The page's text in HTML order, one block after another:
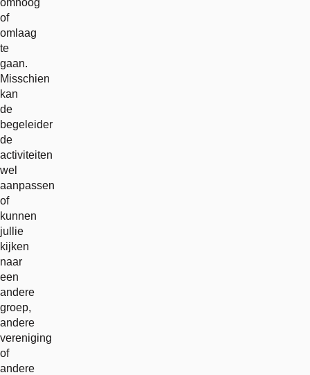
omhoog
of
omlaag
te
gaan.
Misschien
kan
de
begeleider
de
activiteiten
wel
aanpassen
of
kunnen
jullie
kijken
naar
een
andere
groep,
andere
vereniging
of
andere